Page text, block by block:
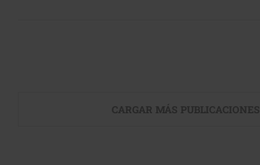
CARGAR MÁS PUBLICACIONES